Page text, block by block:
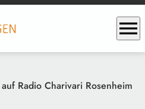
menu
Radio Charivari Rosenheim